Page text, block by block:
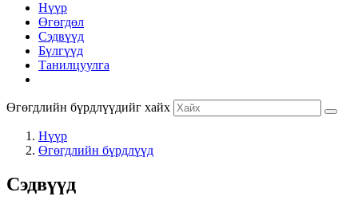
Нүүр
Өгөгдөл
Сэдвүүд
Бүлгүүд
Танилцуулга
Өгөгдлийн бүрдлүүдийг хайх
Нүүр
Өгөгдлийн бүрдлүүд
Сэдвүүд